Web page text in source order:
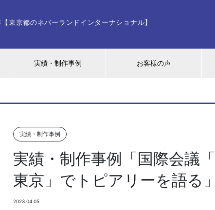
東京都のネバーランドインターナショナル】
実績・制作事例 お客様の声
実績・制作事例
実績・制作事例「国際会議
東京」でトピアリーを語る
2023.04.05